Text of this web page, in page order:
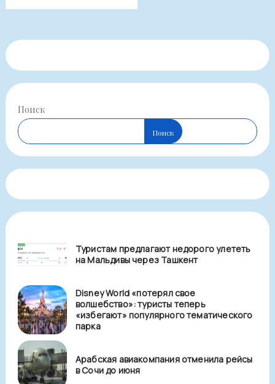
Поиск
Поиск
Туристам предлагают недорого улететь
на Мальдивы через Ташкент
Disney World «потерял свое
волшебство»: туристы теперь
«избегают» популярного тематического
парка
Арабская авиакомпания отменила рейсы
в Сочи до июня